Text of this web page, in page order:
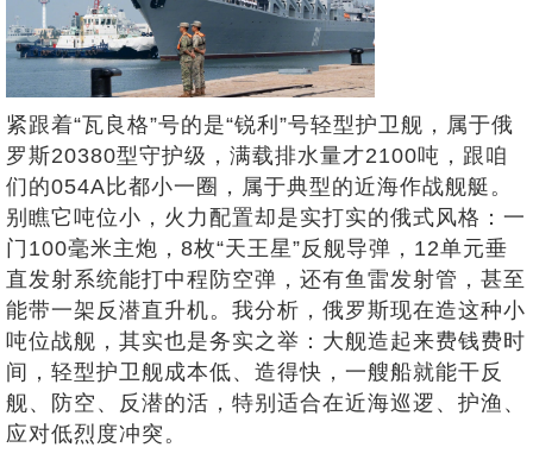
紧跟着“瓦良格”号的是“锐利”号轻型护卫舰，属于俄
罗斯20380型守护级，满载排水量才2100吨，跟咱
们的054A比都小一圈，属于典型的近海作战舰艇。
别瞧它吨位小，火力配置却是实打实的俄式风格：一
门100毫米主炮，8枚“天王星”反舰导弹，12单元垂
直发射系统能打中程防空弹，还有鱼雷发射管，甚至
能带一架反潜直升机。我分析，俄罗斯现在造这种小
吨位战舰，其实也是务实之举：大舰造起来费钱费时
间，轻型护卫舰成本低、造得快，一艘船就能干反
舰、防空、反潜的活，特别适合在近海巡逻、护渔、
应对低烈度冲突。